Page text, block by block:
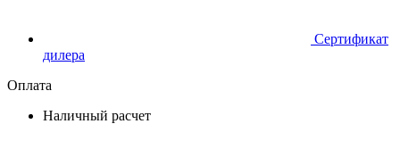
Сертификат
дилера
Оплата
Наличный расчет